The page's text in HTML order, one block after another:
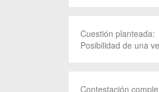
Cuestión planteada:
Posibilidad de una
Contestación